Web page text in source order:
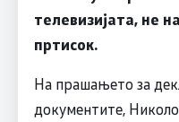
телевизијата, не
пртисок.
На прашањето за
документите,